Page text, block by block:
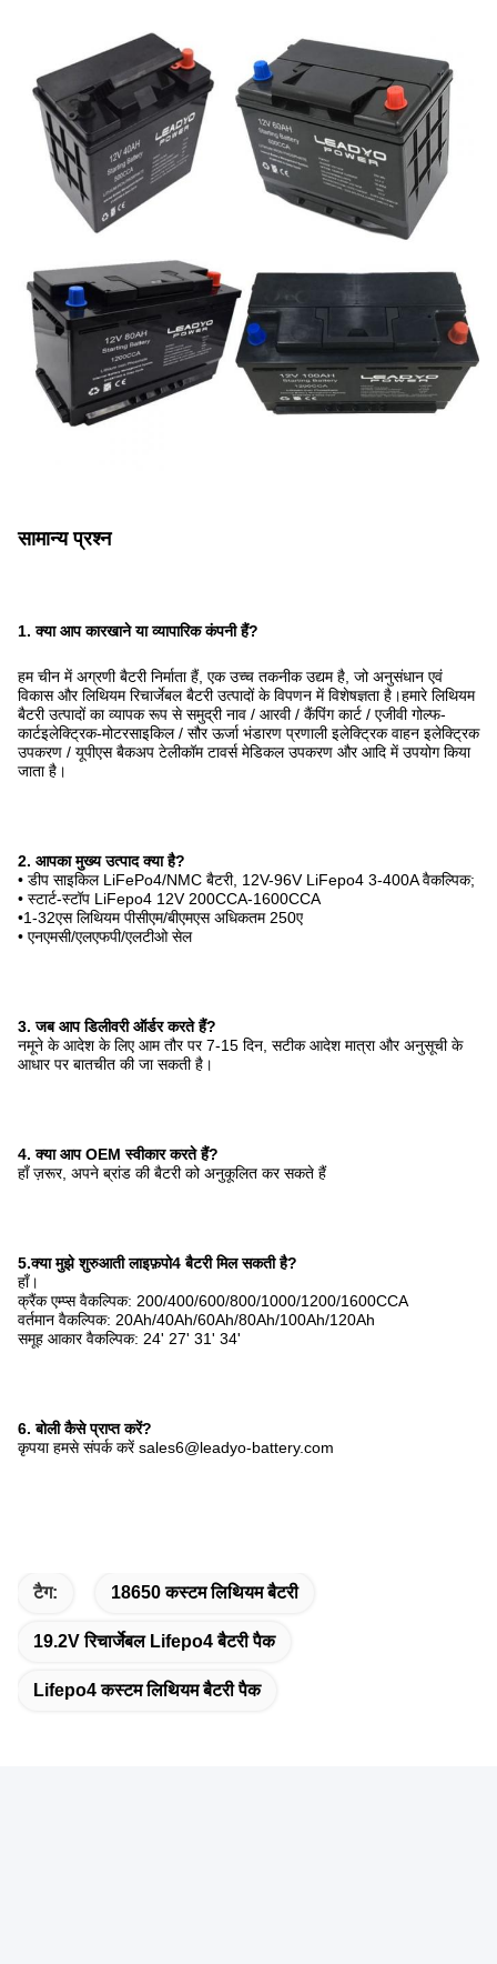
सामान्य प्रश्न
1. क्या आप कारखाने या व्यापारिक कंपनी हैं?
हम चीन में अग्रणी बैटरी निर्माता हैं, एक उच्च तकनीक उद्यम है, जो अनुसंधान एवं
विकास और लिथियम रिचार्जेबल बैटरी उत्पादों के विपणन में विशेषज्ञता है।हमारे लिथियम
बैटरी उत्पादों का व्यापक रूप से समुद्री नाव / आरवी / कैंपिंग कार्ट / एजीवी गोल्फ-
कार्टइलेक्ट्रिक-मोटरसाइकिल / सौर ऊर्जा भंडारण प्रणाली इलेक्ट्रिक वाहन इलेक्ट्रिक
उपकरण / यूपीएस बैकअप टेलीकॉम टावर्स मेडिकल उपकरण और आदि में उपयोग किया
जाता है।
2. आपका मुख्य उत्पाद क्या है?
• डीप साइकिल LiFePo4/NMC बैटरी, 12V-96V LiFepo4 3-400A वैकल्पिक;
• स्टार्ट-स्टॉप LiFepo4 12V 200CCA-1600CCA
•1-32एस लिथियम पीसीएम/बीएमएस अधिकतम 250ए
• एनएमसी/एलएफपी/एलटीओ सेल
3. जब आप डिलीवरी ऑर्डर करते हैं?
नमूने के आदेश के लिए आम तौर पर 7-15 दिन, सटीक आदेश मात्रा और अनुसूची के
आधार पर बातचीत की जा सकती है।
4. क्या आप OEM स्वीकार करते हैं?
हाँ ज़रूर, अपने ब्रांड की बैटरी को अनुकूलित कर सकते हैं
5.क्या मुझे शुरुआती लाइफ़पो4 बैटरी मिल सकती है?
हाँ।
क्रैंक एम्प्स वैकल्पिक: 200/400/600/800/1000/1200/1600CCA
वर्तमान वैकल्पिक: 20Ah/40Ah/60Ah/80Ah/100Ah/120Ah
समूह आकार वैकल्पिक: 24' 27' 31' 34'
6. बोली कैसे प्राप्त करें?
कृपया हमसे संपर्क करें sales6@leadyo-battery.com
टैग: 18650 कस्टम लिथियम बैटरी
19.2V रिचार्जेबल Lifepo4 बैटरी पैक
Lifepo4 कस्टम लिथियम बैटरी पैक